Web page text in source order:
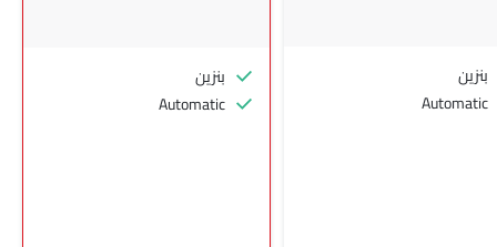
بنزين
Automatic
بنزين
Automatic